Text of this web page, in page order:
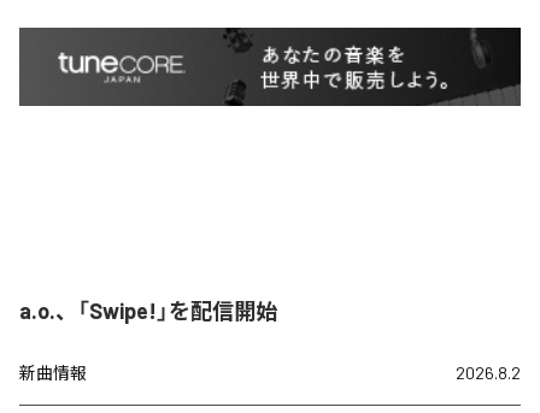
a.o.、「Swipe!」を配信開始
新曲情報 2026.8.2